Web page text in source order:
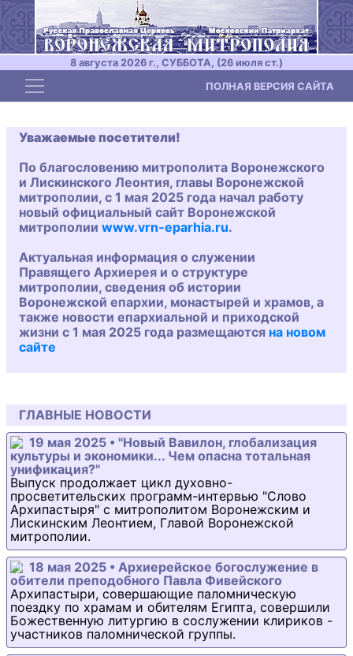
8 августа 2026 г., СУББОТА, (26 июля ст.)
Toggle navigation ПОЛНАЯ ВЕРСИЯ САЙТА
Уважаемые посетители!
По благословению митрополита Воронежского
и Лискинского Леонтия, главы Воронежской
митрополии, с 1 мая 2025 года начал работу
новый официальный сайт Воронежской
митрополии www.vrn-eparhia.ru.
Актуальная информация о служении
Правящего Архиерея и о структуре
митрополии, сведения об истории
Воронежской епархии, монастырей и храмов, а
также новости епархиальной и приходской
жизни с 1 мая 2025 года размещаются на новом
сайте
ГЛАВНЫЕ НОВОСТИ
19 мая 2025 • "Новый Вавилон, глобализация
культуры и экономики... Чем опасна тотальная
унификация?"
Выпуск продолжает цикл духовно-
просветительских программ-интервью "Слово
Архипастыря" с митрополитом Воронежским и
Лискинским Леонтием, Главой Воронежской
митрополии.
18 мая 2025 • Архиерейское богослужение в
обители преподобного Павла Фивейского
Архипастыри, совершающие паломническую
поездку по храмам и обителям Египта, совершили
Божественную литургию в сослужении клириков -
участников паломнической группы.